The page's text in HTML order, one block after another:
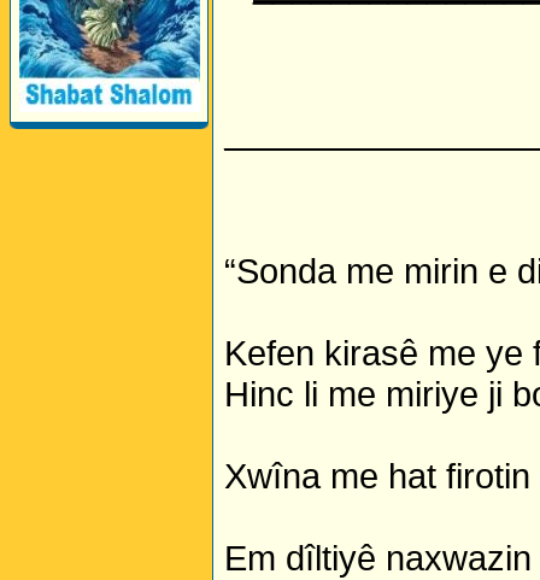
“Sonda me mirin e
Kefen kirasê me ye
Hinc li me miriye ji
Xwîna me hat
Em dîltiyê